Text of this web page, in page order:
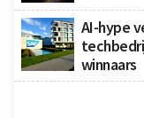
AI-hype
winnaars